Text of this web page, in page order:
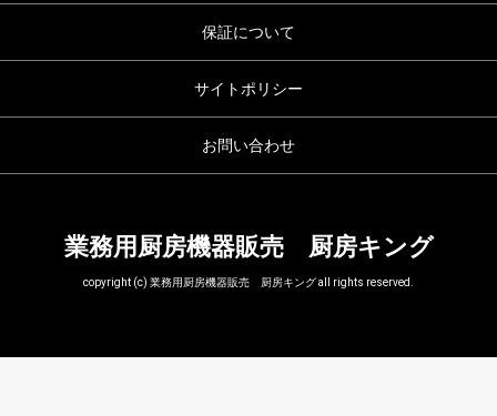
保証について
サイトポリシー
お問い合わせ
業務用厨房機器販売 厨房キング
copyright (c) 業務用厨房機器販売 厨房キング all rights reserved.